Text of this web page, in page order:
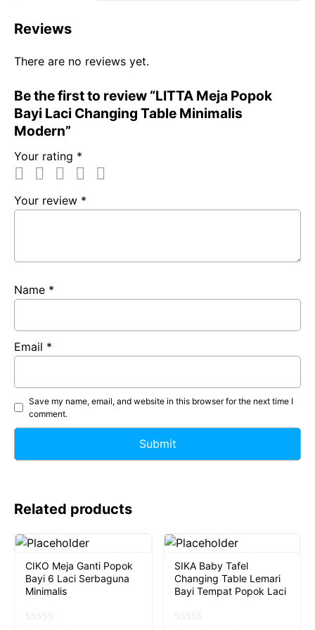
b
o
o
k
p
p
m
k
Reviews
There are no reviews yet.
Be the first to review “LITTA Meja Popok
Bayi Laci Changing Table Minimalis
Modern”
Your rating *
Your review *
Name *
Email *
Save my name, email, and website in this browser for the next time I
comment.
Related products
CIKO Meja Ganti Popok
Bayi 6 Laci Serbaguna
Minimalis
SIKA Baby Tafel
Changing Table Lemari
Bayi Tempat Popok Laci